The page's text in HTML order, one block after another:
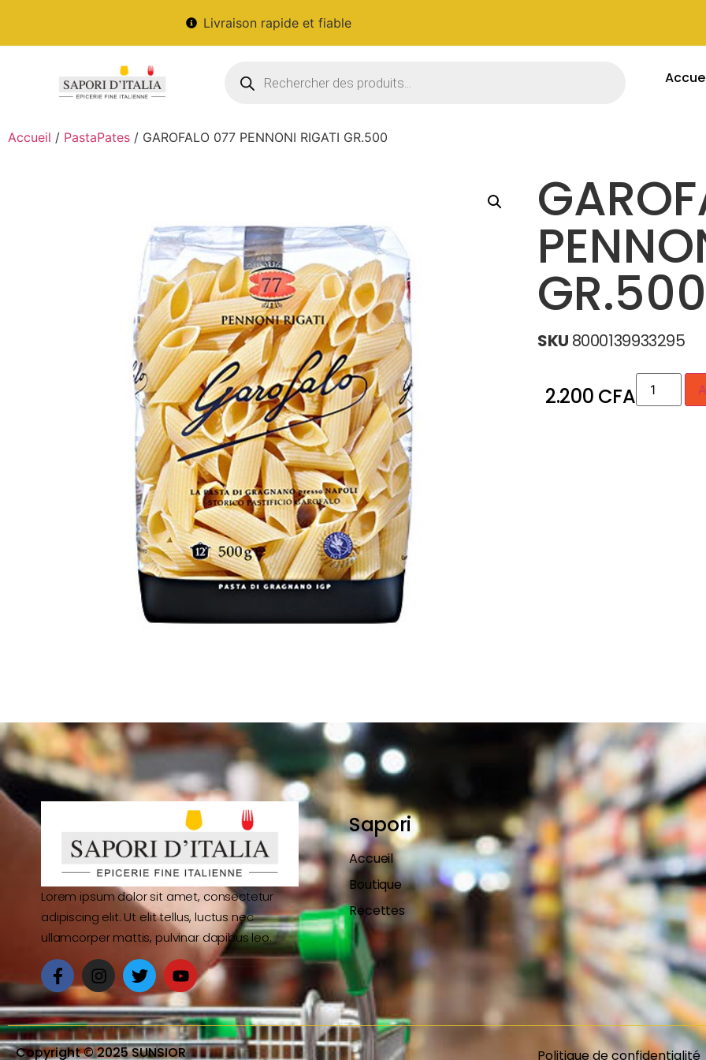
Livraison rapide et fiable
Accueil / PastaPates / GAROFALO 077 PENNONI RIGATI GR.500
GR.500
SKU 8000139933295
2.200 CFA
Lorem ipsum dolor sit amet, consectetur
adipiscing elit. Ut elit tellus, luctus nec
ullamcorper mattis, pulvinar dapibus leo.
Sapori
Accueil
Boutique
Recettes
Copyright © 2025 SUNSIOR Politique de confidentialité